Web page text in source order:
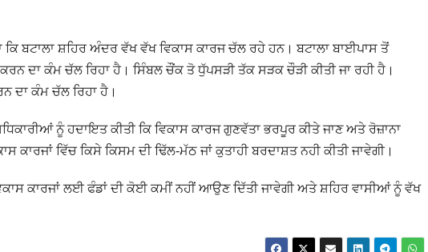
ਬਟਾਲਾ ਸ਼ਹਿਰ ਅੰਦਰ ਵੱਖ ਵੱਖ ਵਿਕਾਸ ਕਾਰਜ ਚੱਲ ਰਹੇ ਹਨ। ਬਟਾਲਾ ਬਾਈਪਾਸ ਤੋਂ
ਦਾ ਕੰਮ ਚੱਲ ਰਿਹਾ ਹੈ। ਸਿੰਬਲ ਚੌਂਕ ਤੋ ਧੁੱਪਸੜੀ ਤੱਕ ਸੜਕ ਚੌੜੀ ਕੀਤੀ ਜਾ ਰਹੀ ਹੈ।
ਦਾ ਕੰਮ ਚੱਲ ਰਿਹਾ ਹੈ।
ਨੂੰ ਹਦਾਇਤ ਕੀਤੀ ਕਿ ਵਿਕਾਸ ਕਾਰਜ ਗੁਣਵੱਤਾ ਭਰਪੂਰ ਕੀਤੇ ਜਾਣ ਅਤੇ ਰੋਜ਼ਾਨਾ
ਕਾਰਜਾਂ ਵਿੱਚ ਕਿਸੇ ਕਿਸਮ ਦੀ ਢਿੱਲ-ਮੱਠ ਜਾਂ ਕੁਤਾਹੀ ਬਰਦਾਸ਼ਤ ਨਹੀ ਕੀਤੀ ਜਾਵੇਗੀ।
ਕਾਰਜਾਂ ਲਈ ਫੰਡਾਂ ਦੀ ਕੋਈ ਕਮੀਂ ਨਹੀਂ ਆਉਣ ਦਿੱਤੀ ਜਾਵੇਗੀ ਅਤੇ ਸ਼ਹਿਰ ਵਾਸੀਆਂ ਨੂੰ ਵੱਖ